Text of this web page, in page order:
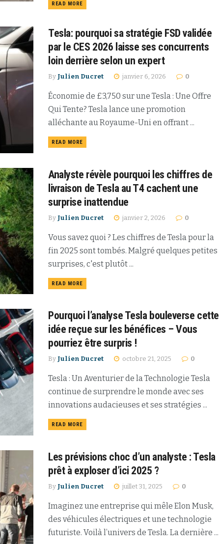
READ MORE
Tesla: pourquoi sa stratégie FSD validée
par le CES 2026 laisse ses concurrents
loin derrière selon un expert
By Julien Ducret janvier 6, 2026 0
Économie de £3,750 sur une Tesla : Une Offre
Qui Tente? Tesla lance une promotion
alléchante au Royaume-Uni en offrant ...
READ MORE
Analyste révèle pourquoi les chiffres de
livraison de Tesla au T4 cachent une
surprise inattendue
By Julien Ducret janvier 2, 2026 0
Vous savez quoi ? Les chiffres de Tesla pour la
fin 2025 sont tombés. Malgré quelques petites
surprises, c'est plutôt ...
READ MORE
Pourquoi l’analyse Tesla bouleverse cette
idée reçue sur les bénéfices – Vous
pourriez être surpris !
By Julien Ducret octobre 21, 2025 0
Tesla : Un Aventurier de la Technologie Tesla
continue de surprendre le monde avec ses
innovations audacieuses et ses stratégies ...
READ MORE
Les prévisions choc d’un analyste : Tesla
prêt à exploser d’ici 2025 ?
By Julien Ducret juillet 31, 2025 0
Imaginez une entreprise qui mêle Elon Musk,
des véhicules électriques et une technologie
futuriste. Voilà l’univers de Tesla. La dernière ...